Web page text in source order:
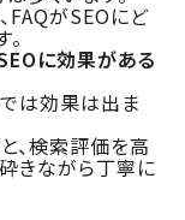
FAQがSEOにど
に効果がある
は効果は出ま
、検索評価を高
きながら丁寧に